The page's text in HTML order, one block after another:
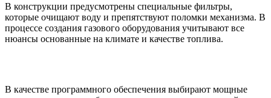
В конструкции предусмотрены специальные фильтры,
которые очищают воду и препятствуют поломки механизма. В
процессе создания газового оборудования учитывают все
нюансы основанные на климате и качестве топлива.
В качестве программного обеспечения выбирают мощные